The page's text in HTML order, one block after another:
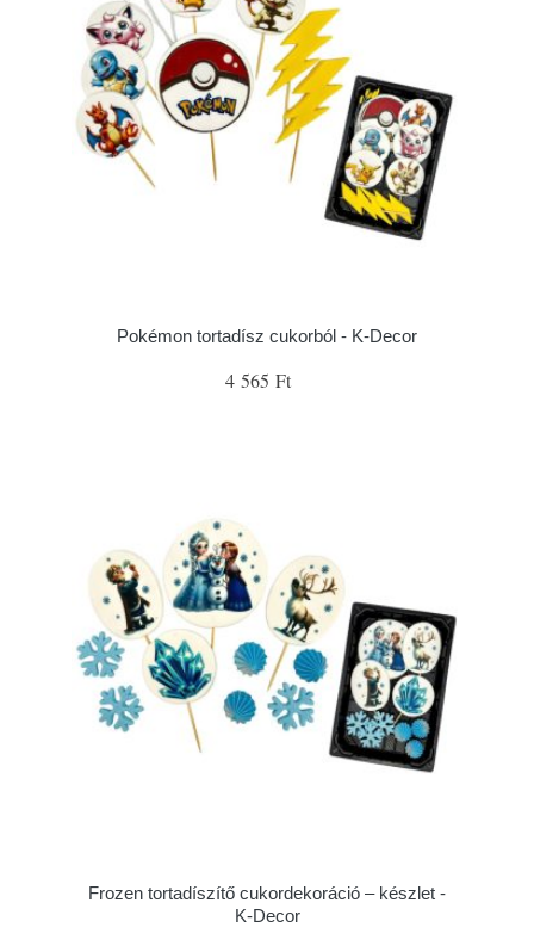
Pokémon tortadísz cukorból - K-Decor
4 565 Ft
Frozen tortadíszítő cukordekoráció – készlet -
K-Decor